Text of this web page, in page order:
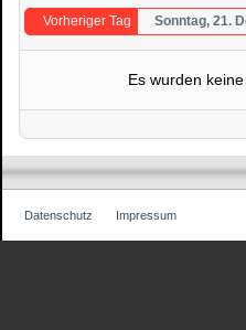
Vorheriger Tag Sonntag, 21.
Es wurden
Datenschutz Impressum